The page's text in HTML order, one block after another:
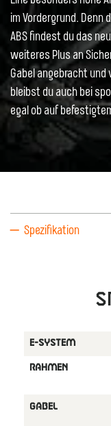
im Vordergrund. Denn
ABS findest du das
weiteres Plus an
Gabel angebracht und
bleibst du auch bei
egal ob auf
Spezifikation
E-SYSTEM
RAHMEN
GABEL